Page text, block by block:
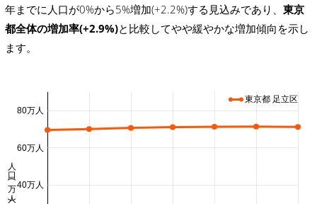
年までに人口が0%から5%増加(+2.2%)する見込みであり、 東京
都全体の増加率(+2.9%)と比較してやや緩やかな増加傾向を示し
ます。
40万人
60万人
80万人
人口 (万人)
東京都 足立区